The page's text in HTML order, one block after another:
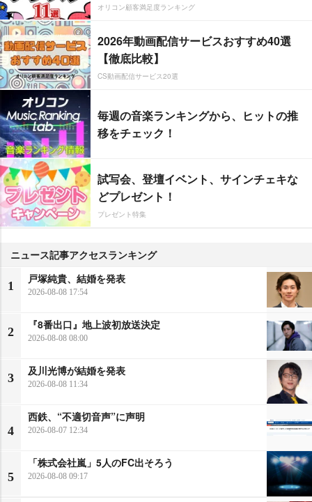
オリコン顧客満足度ランキング
2026年動画配信サービスおすすめ40選
【徹底比較】
CS動画配信サービス20選
毎週の音楽ランキングから、ヒットの推
移をチェック！
試写会、登壇イベント、サインチェキな
どプレゼント！
プレゼント特集
ニュース記事アクセスランキング
1
戸塚純貴、結婚を発表
2026-08-08 17:54
2
『8番出口』地上波初放送決定
2026-08-08 08:00
3
及川光博が結婚を発表
2026-08-08 11:34
4
西鉄、“不適切音声”に声明
2026-08-07 12:34
5
「株式会社嵐」5人のFC出そろう
2026-08-08 09:17